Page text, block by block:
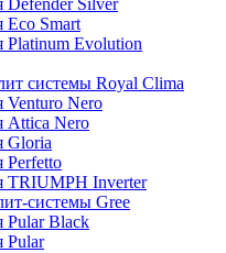
Defender Silver
Eco Smart
Platinum Evolution
системы Royal Clima
Venturo Nero
Attica Nero
Gloria
Perfetto
TRIUMPH Inverter
системы Gree
Pular Black
Pular